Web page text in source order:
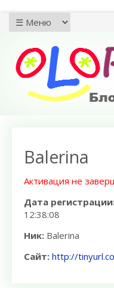
Balerina
Активация не
Дата
12:38:08
Ник: Balerina
Сайт: http://